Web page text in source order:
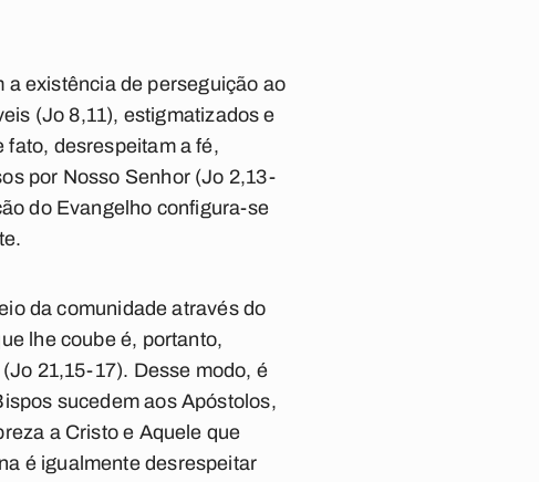
existência de perseguição ao
(Jo 8,11), estigmatizados e
fato, desrespeitam a fé,
por Nosso Senhor (Jo 2,13-
do Evangelho configura-se
da comunidade através do
lhe coube é, portanto,
21,15-17). Desse modo, é
sucedem aos Apóstolos,
a Cristo e Aquele que
é igualmente desrespeitar